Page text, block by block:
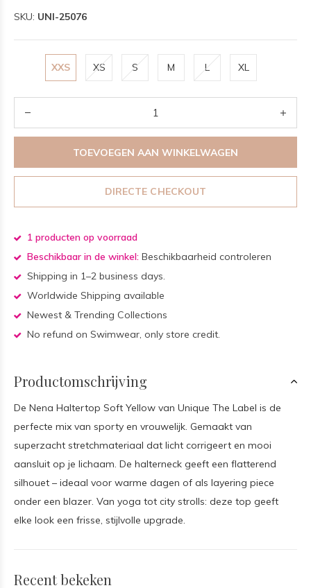
SKU: UNI-25076
XXS XS S M L XL
TOEVOEGEN AAN WINKELWAGEN
DIRECTE CHECKOUT
1 producten op voorraad
Beschikbaar in de winkel: Beschikbaarheid controleren
Shipping in 1–2 business days.
Worldwide Shipping available
Newest & Trending Collections
No refund on Swimwear, only store credit.
Productomschrijving
De Nena Haltertop Soft Yellow van Unique The Label is de
perfecte mix van sporty en vrouwelijk. Gemaakt van
superzacht stretchmateriaal dat licht corrigeert en mooi
aansluit op je lichaam. De halterneck geeft een flatterend
silhouet – ideaal voor warme dagen of als layering piece
onder een blazer. Van yoga tot city strolls: deze top geeft
elke look een frisse, stijlvolle upgrade.
Recent bekeken